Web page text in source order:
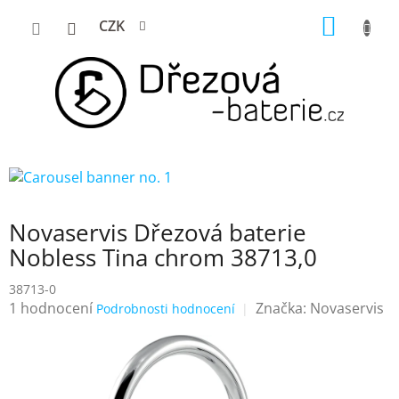
CZK
Novaservis Dřezová baterie
Nobless Tina chrom 38713,0
38713-0
Průměrné
1 hodnocení Podrobnosti hodnocení Značka: Novaservis